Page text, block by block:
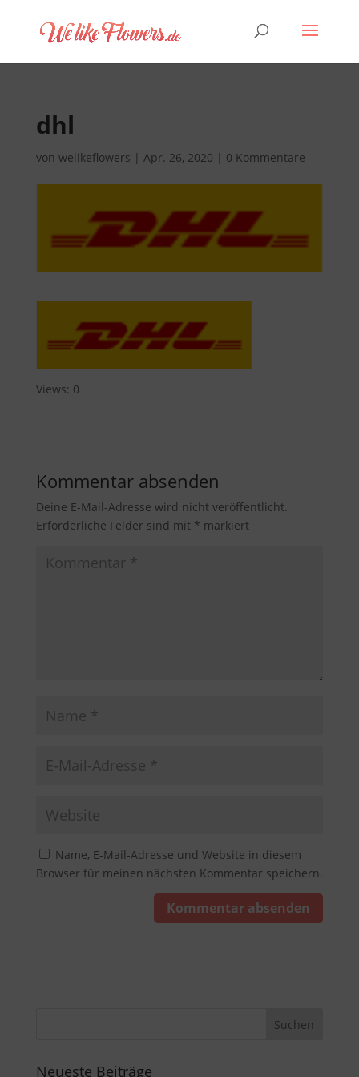
dhl
von welikeflowers | Apr. 26, 2020 | 0 Kommentare
Views: 0
Kommentar absenden
Deine E-Mail-Adresse wird nicht veröffentlicht.
Erforderliche Felder sind mit * markiert
Name, E-Mail-Adresse und Website in diesem
Browser für meinen nächsten Kommentar speichern.
Neueste Beiträge